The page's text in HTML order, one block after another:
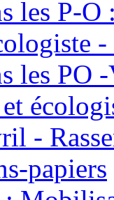
les P-
les PO
-
papiers